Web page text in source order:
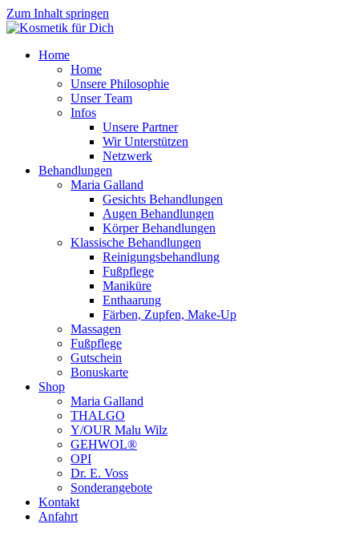
Zum Inhalt springen
Home
Home
Unsere Philosophie
Unser Team
Infos
Unsere Partner
Wir Unterstützen
Netzwerk
Behandlungen
Maria Galland
Gesichts Behandlungen
Augen Behandlungen
Körper Behandlungen
Klassische Behandlungen
Reinigungsbehandlung
Fußpflege
Maniküre
Enthaarung
Färben, Zupfen, Make-Up
Massagen
Fußpflege
Gutschein
Bonuskarte
Shop
Maria Galland
THALGO
Y/OUR Malu Wilz
GEHWOL®
OPI
Dr. E. Voss
Sonderangebote
Kontakt
Anfahrt